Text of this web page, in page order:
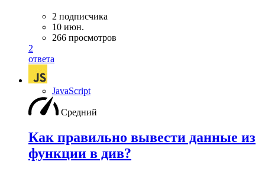
2 подписчика
10 июн.
266 просмотров
2
ответа
JavaScript
Средний
Как правильно вывести данные из
функции в див?